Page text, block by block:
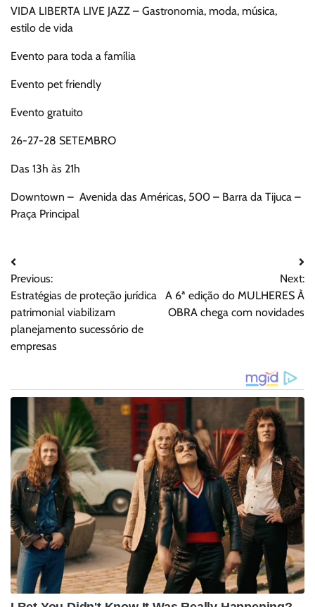
VIDA LIBERTA LIVE JAZZ – Gastronomia, moda, música,
estilo de vida
Evento para toda a família
Evento pet friendly
Evento gratuito
26-27-28 SETEMBRO
Das 13h às 21h
Downtown – Avenida das Américas, 500 – Barra da Tijuca –
Praça Principal
Navegação
de
Post
Previous:
Estratégias de proteção jurídica
patrimonial viabilizam
planejamento sucessório de
empresas
Next:
A 6ª edição do MULHERES À
OBRA chega com novidades